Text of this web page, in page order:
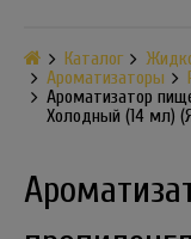
Каталог
Ароматизаторы
Ароматизатор
Холодный (14 мл)